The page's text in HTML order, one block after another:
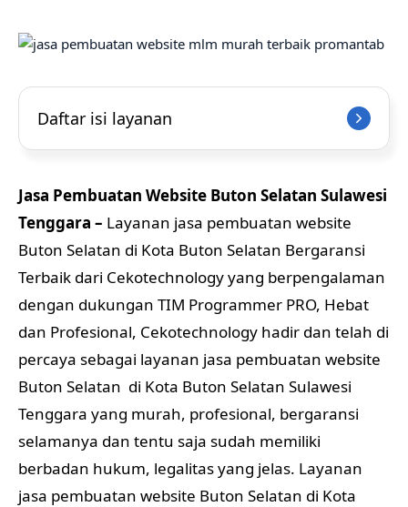
Daftar isi layanan
Jasa Pembuatan Website Buton Selatan Sulawesi
Tenggara – Layanan jasa pembuatan website
Buton Selatan di Kota Buton Selatan Bergaransi
Terbaik dari Cekotechnology yang berpengalaman
dengan dukungan TIM Programmer PRO, Hebat
dan Profesional, Cekotechnology hadir dan telah di
percaya sebagai layanan jasa pembuatan website
Buton Selatan di Kota Buton Selatan Sulawesi
Tenggara yang murah, profesional, bergaransi
selamanya dan tentu saja sudah memiliki
berbadan hukum, legalitas yang jelas. Layanan
jasa pembuatan website Buton Selatan di Kota